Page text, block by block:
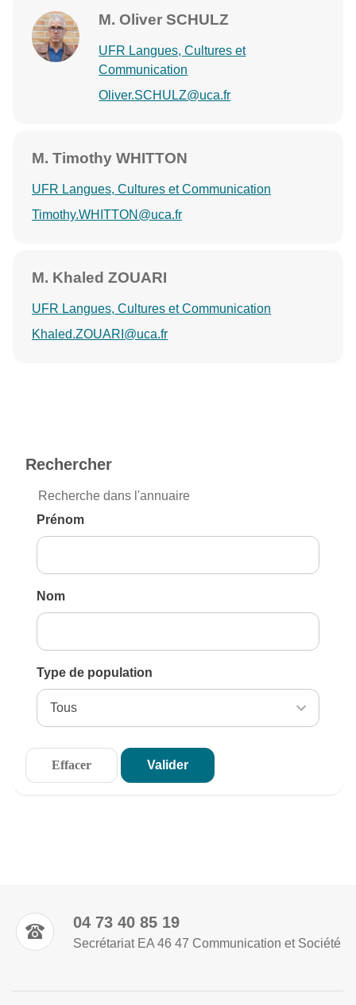
M. Oliver SCHULZ
UFR Langues, Cultures et
Communication
Oliver.SCHULZ@uca.fr
M. Timothy WHITTON
UFR Langues, Cultures et Communication
Timothy.WHITTON@uca.fr
M. Khaled ZOUARI
UFR Langues, Cultures et Communication
Khaled.ZOUARI@uca.fr
Rechercher
Recherche dans l'annuaire
Prénom
Nom
Type de population
04 73 40 85 19
Secrétariat EA 46 47 Communication et Société